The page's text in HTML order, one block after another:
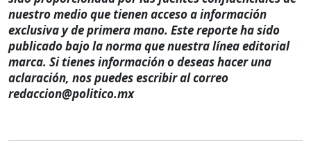
nuestro medio que tienen acceso a información
exclusiva y de primera mano. Este reporte ha sido
publicado bajo la norma que nuestra línea editorial
marca. Si tienes información o deseas hacer una
aclaración, nos puedes escribir al correo
redaccion@politico.mx